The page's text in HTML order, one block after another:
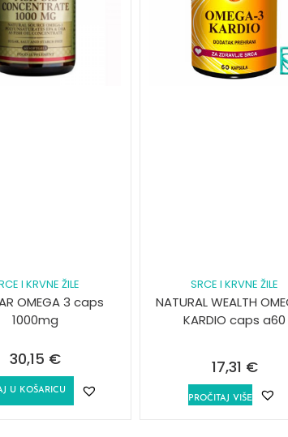
I KRVNE ŽILE
OMEGA 3 caps
1000mg
30,15 €
U KOŠARICU
SRCE I KRVNE ŽILE
NATURAL WEALTH
KARDIO caps a60
17,31 €
PROČITAJ VIŠE